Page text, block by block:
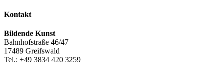
Kontakt
Bildende Kunst
Bahnhofstraße 46/47
17489 Greifswald
Tel.: +49 3834 420 3259